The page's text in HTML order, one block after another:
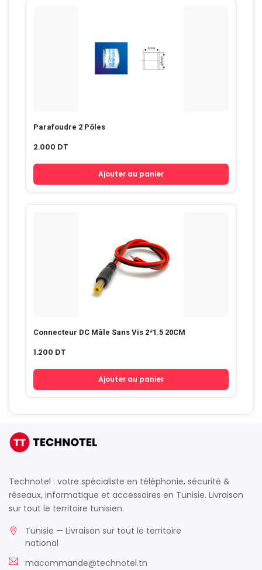
Parafoudre 2 Pôles
2.000 DT
Ajouter au panier
Connecteur DC Mâle Sans Vis 2*1.5 20CM
1.200 DT
Ajouter au panier
Technotel : votre spécialiste en téléphonie, sécurité &
réseaux, informatique et accessoires en Tunisie. Livraison
sur tout le territoire tunisien.
Tunisie — Livraison sur tout le territoire
national
macommande@technotel.tn